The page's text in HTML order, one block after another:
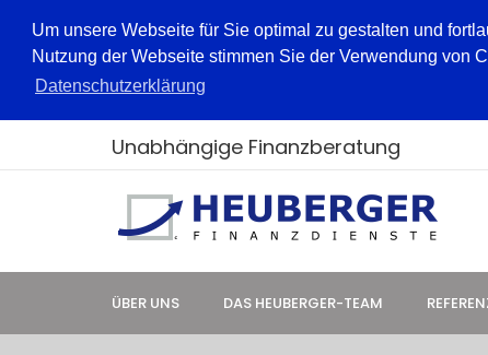
Um unsere Webseite für Sie optimal zu gestalten und
Nutzung der Webseite stimmen Sie der Verwendung von
Datenschutzerklärung
Unabhängige Finanzberatung
ÜBER UNS DAS HEUBERGER-TEAM